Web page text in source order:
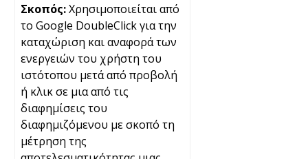
Χρησιμοποιείται από
το Google DoubleClick για την
καταχώριση και αναφορά των
ενεργειών του χρήστη του
ιστότοπου μετά από προβολή
ή κλικ σε μια από τις
διαφημίσεις του
διαφημιζόμενου με σκοπό τη
μέτρηση της